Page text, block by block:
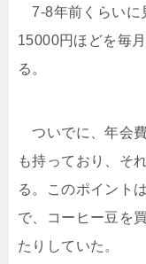
7-8年前くらいに
15000円ほどを毎
る。
ついでに、年会
も持っており、そ
る。このポイント
で、コーヒー豆を
たりしていた。